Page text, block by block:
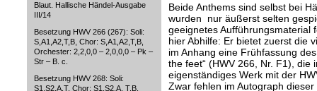
Blaut. Hallische Händel-Ausgabe
III/14
Besetzung HWV 266 (267): Soli:
S,A1,A2,T,B, Chor: S,A1,A2,T,B,
Orchester: 2,2,0,0 – 2,0,0,0 – Pk –
Str – B. c.
Besetzung HWV 268: Soli:
S1,S2,A,T, Chor: S1,S2,A, T,B,
Beide Anthems sind selbst bei
wurden nur äußerst selten
geeignetes Aufführungsmaterial
hier Abhilfe: Er bietet zuerst die
im Anhang eine Frühfassung
the feet“ (HWV 266, Nr. F1), die
eigenständiges Werk mit der
Zwar fehlen im Autograph